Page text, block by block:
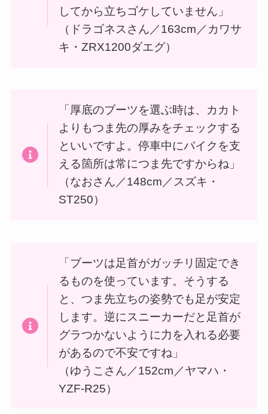
してから立ちゴケしていません」
（ドラゴネスさん／163cm／カワサ
キ・ZRX1200ダエグ）
「厚底のブーツを選ぶ時は、カカト
よりもつま先の厚みをチェックする
といいですよ。停車中にバイクを支
える箇所は常につま先ですからね」
（なおさん／148cm／スズキ・
ST250）
「ブーツは足首がガッチリ固定でき
るものを使っています。そうする
と、つま先立ちの姿勢でも足が安定
します。逆にスニーカーだと足首が
グラつかないように力を入れる必要
があるので不安ですね」
（ゆうこさん／152cm／ヤマハ・
YZF-R25）